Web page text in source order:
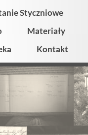
Styczniowe
Materiały
Kontakt